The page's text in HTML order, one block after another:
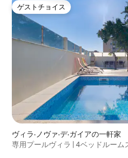
ゲストチョイス
ゲストチョイス
ヴィラ·ノヴァ·デ·ガイアの一軒家
専用プールヴィラ | 4ベッドルーム